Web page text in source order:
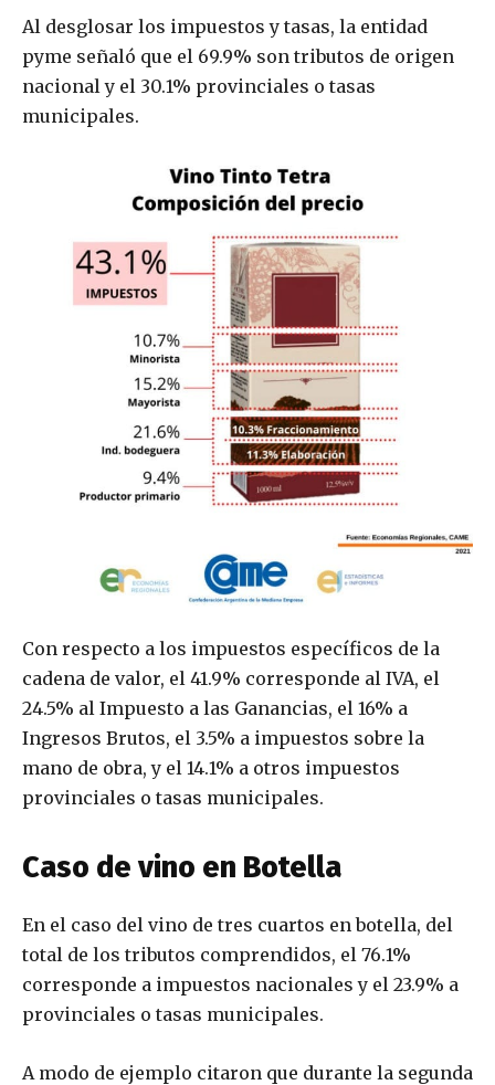
Al desglosar los impuestos y tasas, la entidad
pyme señaló que el 69.9% son tributos de origen
nacional y el 30.1% provinciales o tasas
municipales.
Con respecto a los impuestos específicos de la
cadena de valor, el 41.9% corresponde al IVA, el
24.5% al Impuesto a las Ganancias, el 16% a
Ingresos Brutos, el 3.5% a impuestos sobre la
mano de obra, y el 14.1% a otros impuestos
provinciales o tasas municipales.
Caso de vino en Botella
En el caso del vino de tres cuartos en botella, del
total de los tributos comprendidos, el 76.1%
corresponde a impuestos nacionales y el 23.9% a
provinciales o tasas municipales.
A modo de ejemplo citaron que durante la segunda